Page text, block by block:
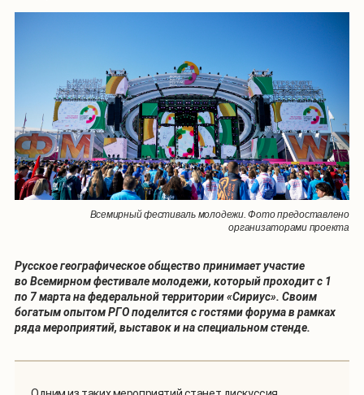
Всемирный фестиваль молодежи. Фото предоставлено
организаторами проекта
Русское географическое общество принимает участие
во Всемирном фестивале молодежи, который проходит с 1
по 7 марта на федеральной территории «Сириус». Своим
богатым опытом РГО поделится с гостями форума в рамках
ряда мероприятий, выставок и на специальном стенде.